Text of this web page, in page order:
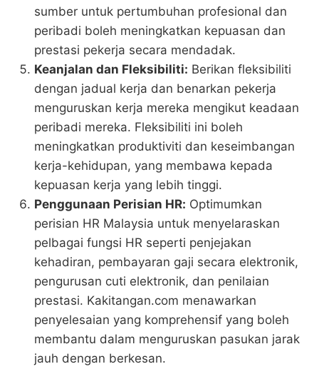
sumber untuk pertumbuhan profesional dan
peribadi boleh meningkatkan kepuasan dan
prestasi pekerja secara mendadak.
Keanjalan dan Fleksibiliti: Berikan fleksibiliti
dengan jadual kerja dan benarkan pekerja
menguruskan kerja mereka mengikut keadaan
peribadi mereka. Fleksibiliti ini boleh
meningkatkan produktiviti dan keseimbangan
kerja-kehidupan, yang membawa kepada
kepuasan kerja yang lebih tinggi​.
Penggunaan Perisian HR: Optimumkan
perisian HR Malaysia untuk menyelaraskan
pelbagai fungsi HR seperti penjejakan
kehadiran, pembayaran gaji secara elektronik,
pengurusan cuti elektronik, dan penilaian
prestasi. Kakitangan.com menawarkan
penyelesaian yang komprehensif yang boleh
membantu dalam menguruskan pasukan jarak
jauh dengan berkesan.